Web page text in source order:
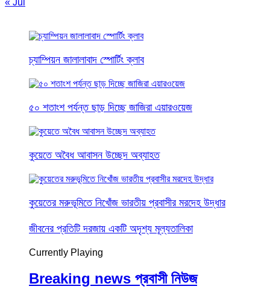
চ্যাম্পিয়ন জালালাবাদ স্পোর্টিং ক্লাব
৫০ শতাংশ পর্যন্ত ছাড় দিচ্ছে জাজিরা এয়ারওয়েজ
কুয়েতে অবৈধ আবাসন উচ্ছেদ অব্যাহত
কুয়েতের মরুভূমিতে নিখোঁজ ভারতীয় প্রবাসীর মরদেহ উদ্ধার
জীবনের প্রতিটি দরজায় একটি অদৃশ্য মূল্যতালিকা
Currently Playing
Breaking news প্রবাসী নিউজ